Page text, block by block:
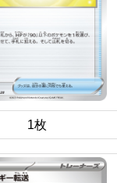
1枚